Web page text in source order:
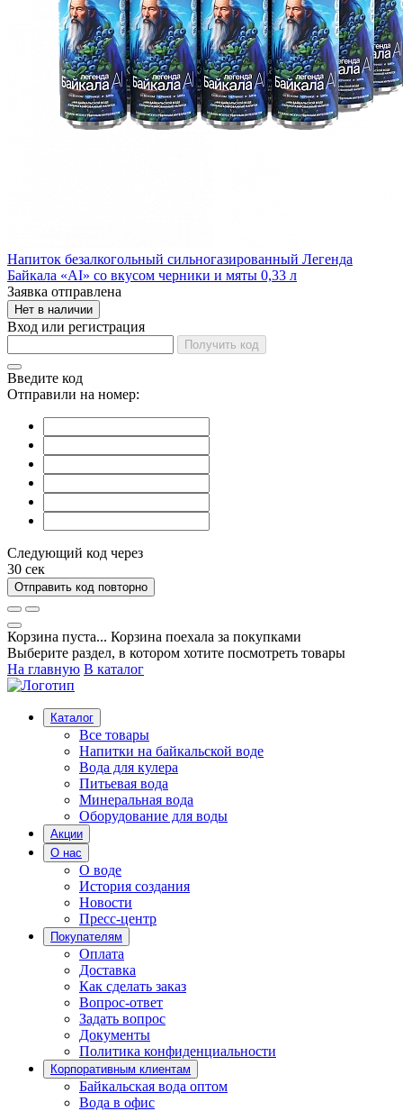
Напиток безалкогольный сильногазированный Легенда
Байкала «AI» со вкусом черники и мяты 0,33 л
Заявка отправлена
Нет в наличии
Вход или регистрация
Получить код
Введите код
Отправили на номер:
Следующий код через
30 сек
Отправить код повторно
Корзина пуста... Корзина поехала за покупками
Выберите раздел, в котором хотите посмотреть товары
На главную В каталог
Каталог
Все товары
Напитки на байкальской воде
Вода для кулера
Питьевая вода
Минеральная вода
Оборудование для воды
Акции
О нас
О воде
История создания
Новости
Пресс-центр
Покупателям
Оплата
Доставка
Как сделать заказ
Вопрос-ответ
Задать вопрос
Документы
Политика конфиденциальности
Корпоративным клиентам
Байкальская вода оптом
Вода в офис